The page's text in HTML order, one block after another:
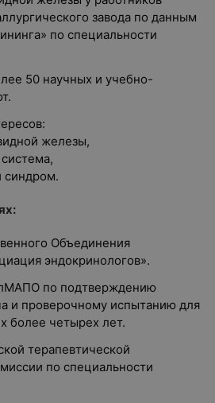
завода по данным
по специальности
50 научных и учебно-
железы,
синдром.
Объединения
эндокринологов».
по подтверждению
и проверочному испытанию для
более четырех лет.
терапевтической
по специальности